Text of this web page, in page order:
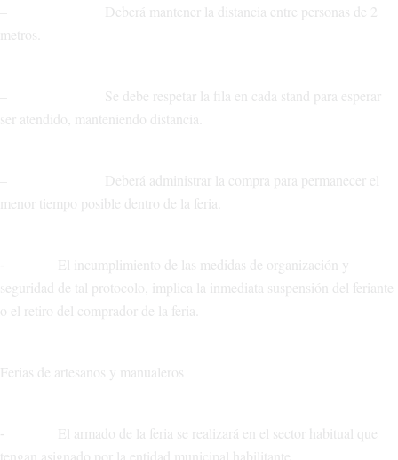
– Deberá mantener la distancia entre personas de 2
metros.
– Se debe respetar la fila en cada stand para esperar
ser atendido, manteniendo distancia.
– Deberá administrar la compra para permanecer el
menor tiempo posible dentro de la feria.
⁃ El incumplimiento de las medidas de organización y
seguridad de tal protocolo, implica la inmediata suspensión del feriante
o el retiro del comprador de la feria.
Ferias de artesanos y manualeros
⁃ El armado de la feria se realizará en el sector habitual que
tengan asignado por la entidad municipal habilitante.